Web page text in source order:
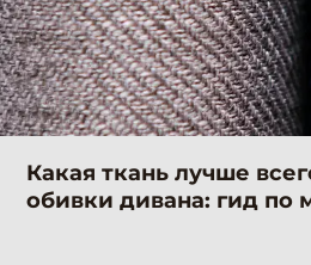
Какая ткань лучше
обивки дивана: гид по